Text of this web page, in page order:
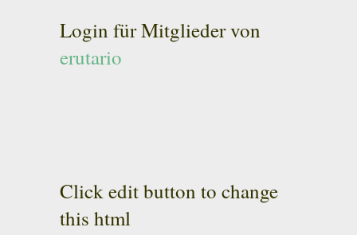
Login für Mitglieder von
erutario
Click edit button to change
this html